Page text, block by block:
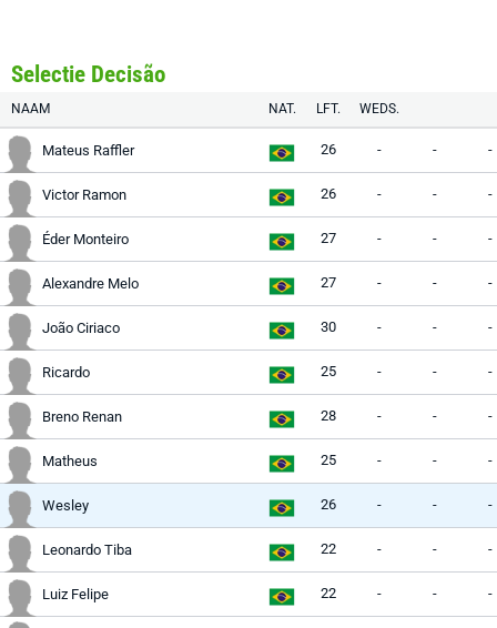
Selectie Decisão
NAAM NAT. LFT. WEDS.
Mateus Raffler 26 - - -
Victor Ramon 26 - - -
Éder Monteiro 27 - - -
Alexandre Melo 27 - - -
João Ciriaco 30 - - -
Ricardo 25 - - -
Breno Renan 28 - - -
Matheus 25 - - -
Wesley 26 - - -
Leonardo Tiba 22 - - -
Luiz Felipe 22 - - -